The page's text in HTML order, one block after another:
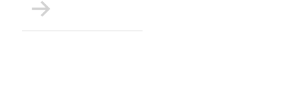
More